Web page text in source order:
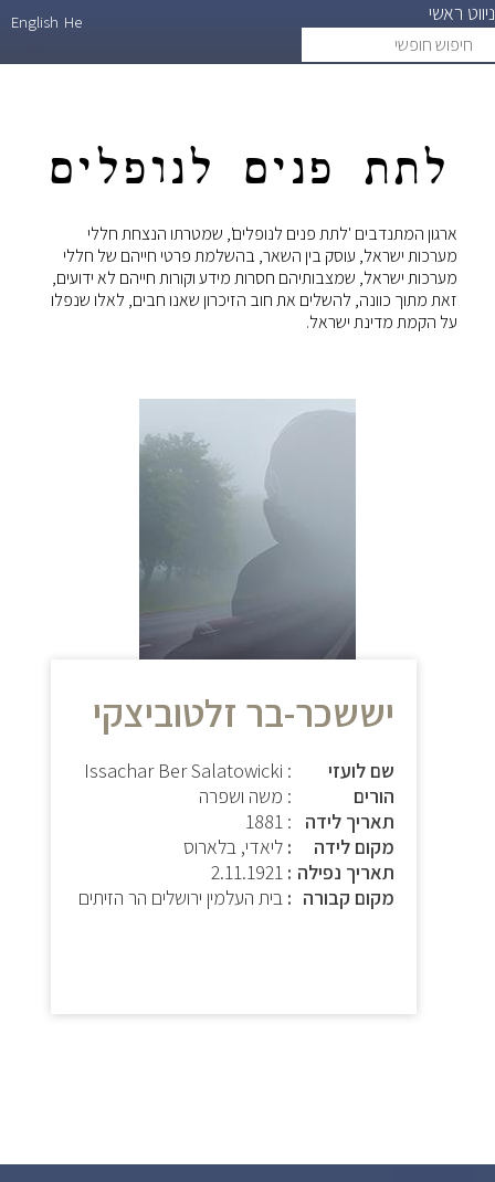
ניווט ראשי
חופשי
He
English
לתת פנים לנופלים
ארגון המתנדבים 'לתת פנים לנופלים', שמטרתו הנצחת חללי
מערכות ישראל, עוסק בין השאר, בהשלמת פרטי חייהם של חללי
מערכות ישראל, שמצבותיהם חסרות מידע וקורות חייהם לא ידועים,
זאת מתוך כוונה, להשלים את חוב הזיכרון שאנו חבים, לאלו שנפלו
על הקמת מדינת ישראל.
יששכר-בר זלטוביצקי
שם לועזי
: Issachar Ber Salatowicki
הורים
: משה ושפרה
תאריך לידה
: 1881
מקום לידה
ליאדי, בלארוס
תאריך נפילה
2.11.1921
מקום קבורה
בית העלמין ירושלים הר הזיתים